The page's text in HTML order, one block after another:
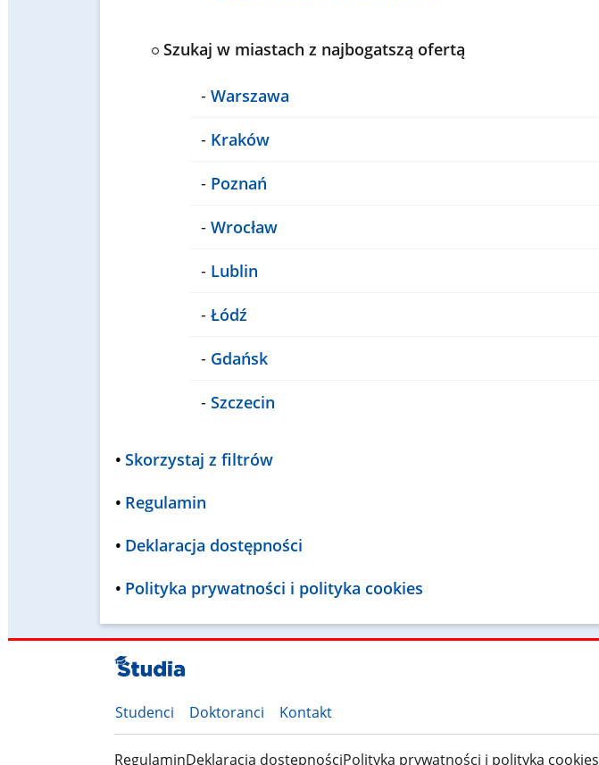
Szukaj w miastach z najbogatszą ofertą
- Warszawa
- Kraków
- Poznań
- Wrocław
- Lublin
- Łódź
- Gdańsk
- Szczecin
• Skorzystaj z filtrów
• Regulamin
• Deklaracja dostępności
• Polityka prywatności i polityka cookies
Studenci Doktoranci Kontakt
RegulaminDeklaracja dostępnościPolityka prywatności i polityka cookies